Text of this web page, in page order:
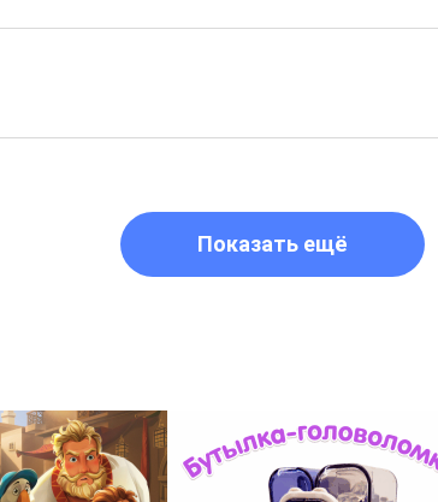
Показать ещё